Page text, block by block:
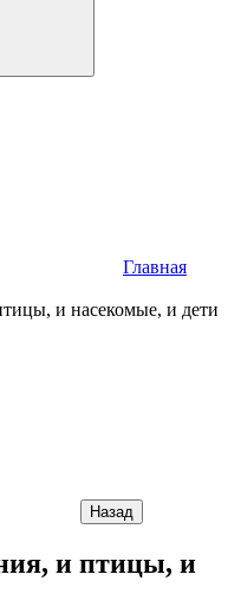
Главная
и насекомые, и дети
Назад
и птицы, и